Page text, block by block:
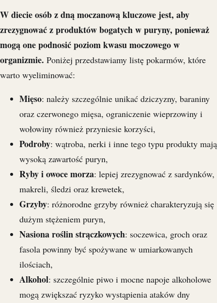
W diecie osób z dną moczanową kluczowe jest, aby
zrezygnować z produktów bogatych w puryny, ponieważ
mogą one podnosić poziom kwasu moczowego w
organizmie. Poniżej przedstawiamy listę pokarmów, które
warto wyeliminować:
Mięso: należy szczególnie unikać dziczyzny, baraniny
oraz czerwonego mięsa, ograniczenie wieprzowiny i
wołowiny również przyniesie korzyści,
Podroby: wątroba, nerki i inne tego typu produkty mają
wysoką zawartość puryn,
Ryby i owoce morza: lepiej zrezygnować z sardynków,
makreli, śledzi oraz krewetek,
Grzyby: różnorodne grzyby również charakteryzują się
dużym stężeniem puryn,
Nasiona roślin strączkowych: soczewica, groch oraz
fasola powinny być spożywane w umiarkowanych
ilościach,
Alkohol: szczególnie piwo i mocne napoje alkoholowe
mogą zwiększać ryzyko wystąpienia ataków dny